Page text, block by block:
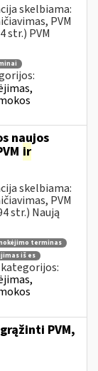
skelbiama:
PVM
str.) PVM
naujos
ir
skelbiama:
PVM
str.) Naują
terminas
iš es
PVM,